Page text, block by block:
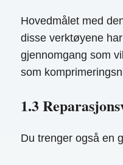
Hovedmålet med
disse verktøyene
gjennomgang som
som
1.3
Du trenger også en